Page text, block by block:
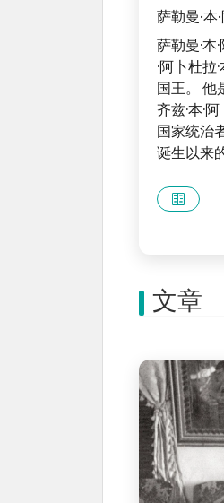
萨勒曼·本
萨勒曼·本
·阿卜杜拉
国王。 他
齐兹·本·
国家统治
诞生以来
文章